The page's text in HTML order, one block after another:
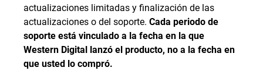
actualizaciones limitadas y finalización de las
actualizaciones o del soporte. Cada periodo de
soporte está vinculado a la fecha en la que
Western Digital lanzó el producto, no a la fecha en
que usted lo compró.